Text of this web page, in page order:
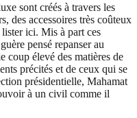
sont créés à travers les
des accessoires très coûteux
ici. Mis à part ces
pensé repanser au
coup élevé des matières de
précités et de ceux qui se
présidentielle, Mahamat
à un civil comme il